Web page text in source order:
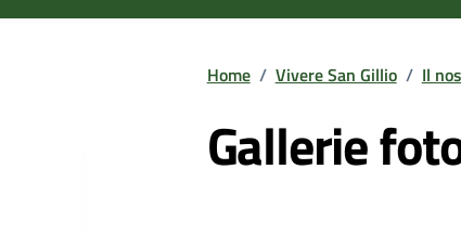
Home / Vivere San Gillio / Il
Gallerie